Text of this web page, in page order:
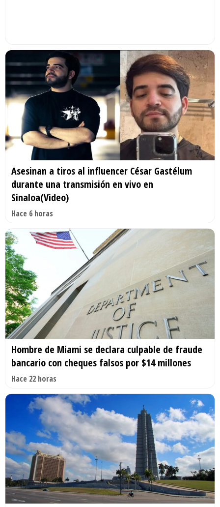
Asesinan a tiros al influencer César Gastélum
durante una transmisión en vivo en
Sinaloa(Video)
Hace 6 horas
Hombre de Miami se declara culpable de fraude
bancario con cheques falsos por $14 millones
Hace 22 horas